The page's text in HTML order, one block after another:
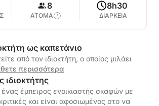
8
ΑΤΟΜΑ
8h30
ΔΙΑΡΚΕΙΑ
ως καπετάνιο
από τον ιδιοκτήτη, ο οποίος μιλάει
περισσότερα
ιδιοκτήτης
ένας έμπειρος ενοικιαστής σκαφών με
και είναι αφοσιωμένος στο να